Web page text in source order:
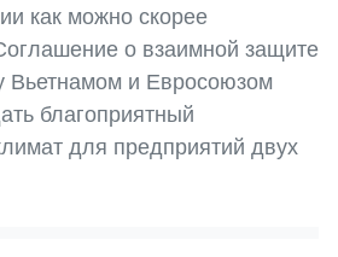
как можно скорее
о взаимной защите
Вьетнамом и Евросоюзом
благоприятный
для предприятий двух